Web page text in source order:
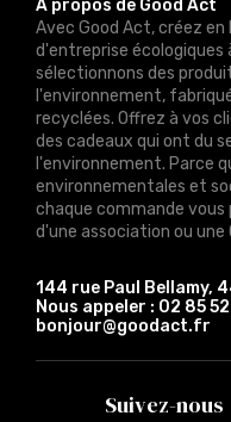
À propos de Good Act
Avec Good Act, créez en
d'entreprise écologiques
sélectionnons des
l'environnement,
recyclées. Offrez à vos
des cadeaux qui ont du
l'environnement. Parce
environnementales et
chaque commande
d'une association ou une
144 rue Paul Bellamy,
Nous appeler : 02 85
bonjour@goodact.fr
Suivez-nous